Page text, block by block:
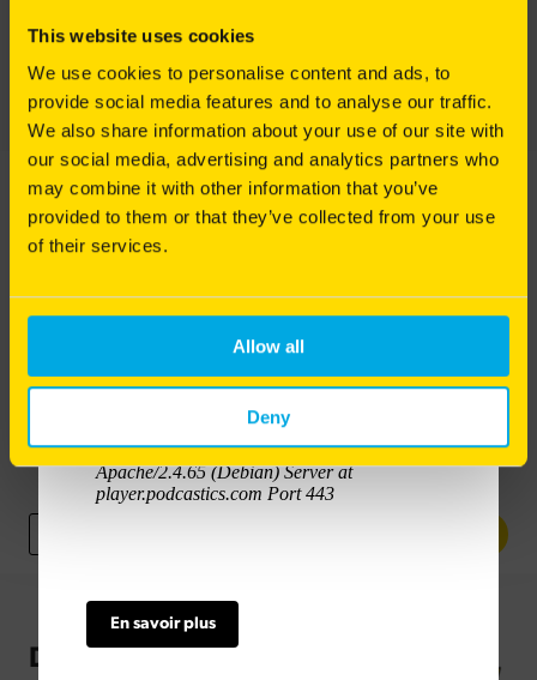
This website uses cookies
We use cookies to personalise content and ads, to
provide social media features and to analyse our traffic.
We also share information about your use of our site with
our social media, advertising and analytics partners who
may combine it with other information that you’ve
provided to them or that they’ve collected from your use
of their services.
Allow all
Deny
TÉLÉCHARGER LA FICHE TECHNIQUE
129€
Description du produit
préserver durablement la qualité du sol et
d'optimiser les bénéfices de la tonte, de l'arrosage
et de la fertilisation.
Pourquoi et comment intervenir mécaniquement
pour redonner vie à votre pelouse ? Alexis Neveu
vous explique les gestes techniques indispensables
pour entretenir un gazon sain et durable.
Bonne écoute à toutes et à tous !
En savoir plus